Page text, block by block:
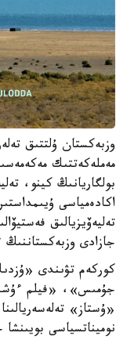
وزبەكستان ۇلتتىق
مەملەكەتتىك
بولگاريانىڭ كينو،
تەليەۆيزيالىق
جازادى وزبەكستاننىڭ
كوركەم تۋىندى
جۇمىس»، «فيلم
«ۇستاز»
نوميناتسياسى